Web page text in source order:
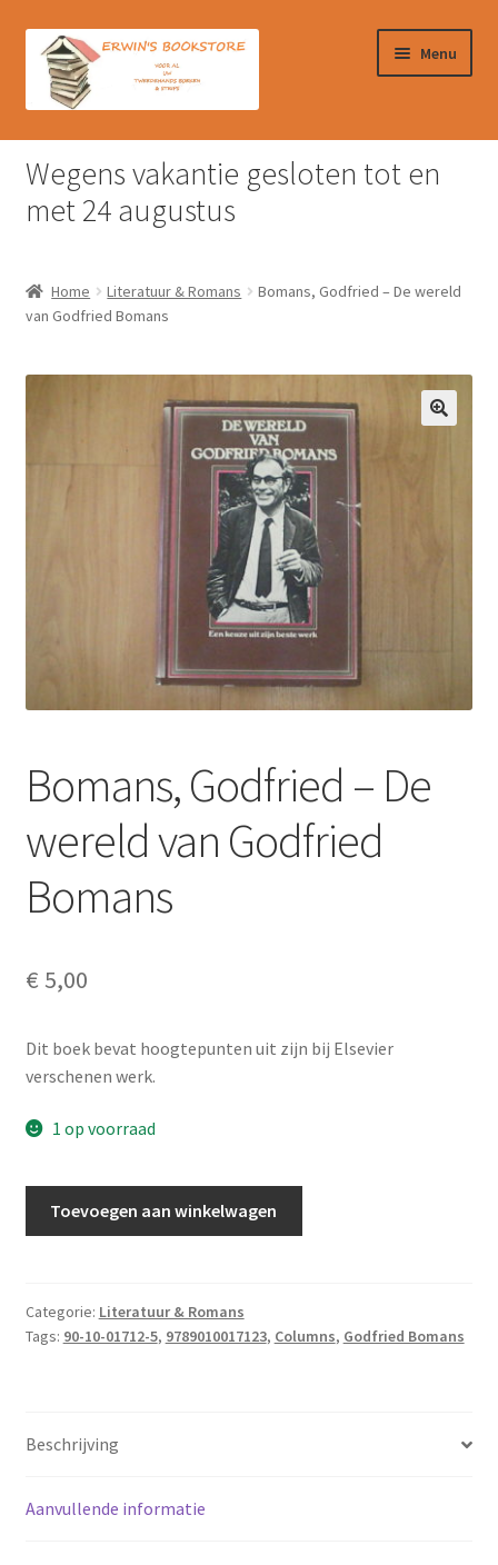
door
naar
naar
Menu
Home
Afrekenen
Contact
Verzendkosten & Ophalen boeken
Wegens vakantie gesloten tot en
met 24 augustus
Home Literatuur & Romans
Bomans, Godfried – De wereld
van Godfried Bomans
Bomans, Godfried – De
wereld van Godfried
Bomans
€ 5,00
Dit boek bevat hoogtepunten uit zijn bij Elsevier
verschenen werk.
1 op voorraad
wereld
van
Toevoegen aan winkelwagen
Categorie: Literatuur & Romans
Tags: 90-10-01712-5, 9789010017123, Columns, Godfried Bomans
Beschrijving
Aanvullende informatie